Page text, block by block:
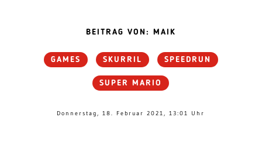
BEITRAG VON: MAIK
GAMES SKURRIL SPEEDRUN
SUPER MARIO
Donnerstag, 18. Februar 2021, 13:01 Uhr